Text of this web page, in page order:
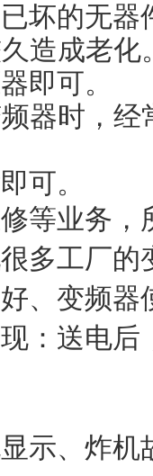
坏的无器
造成老化
即可。
器时，
可。
等业务
多工厂
、变频
：送电
示、炸机